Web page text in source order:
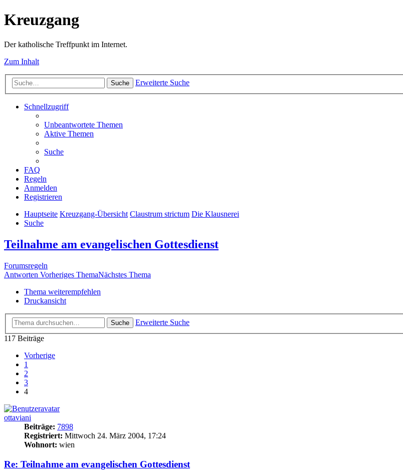
Kreuzgang
Der katholische Treffpunkt im Internet.
Zum Inhalt
Suche Erweiterte Suche
Schnellzugriff
Unbeantwortete Themen
Aktive Themen
Suche
FAQ
Regeln
Anmelden
Registrieren
Hauptseite Kreuzgang-Übersicht Claustrum strictum Die Klausnerei
Suche
Teilnahme am evangelischen Gottesdienst
Forumsregeln
Antworten Vorheriges ThemaNächstes Thema
Thema weiterempfehlen
Druckansicht
Suche
Erweiterte Suche
117 Beiträge
Vorherige
1
2
3
4
ottaviani
Beiträge: 7898
Registriert: Mittwoch 24. März 2004, 17:24
Wohnort: wien
Re: Teilnahme am evangelischen Gottesdienst